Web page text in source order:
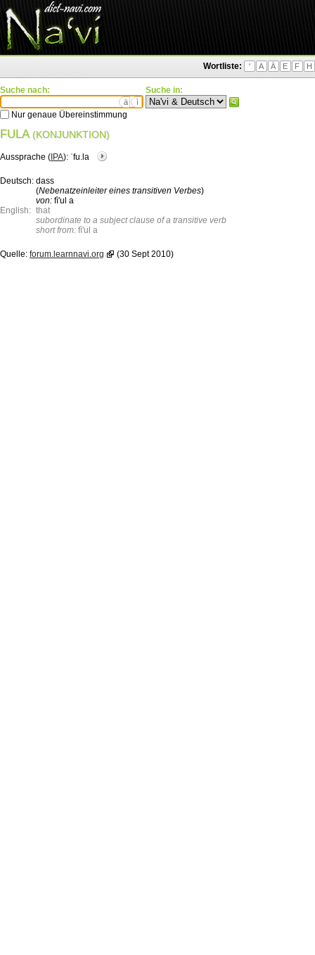
Wortliste: ' A Ä E F H
Suche nach:
ä ì
Nur genaue Übereinstimmung
Suche in:
FULA (KONJUNKTION)
Aussprache ( IPA): ˈfu.la
Deutsch: dass
(Nebenatzeinleiter eines transitiven Verbes)
von: fì'ul a
English: that
subordinate to a subject clause of a transitive verb
short from: fì'ul a
Quelle: forum.learnnavi.org (30 Sept 2010)